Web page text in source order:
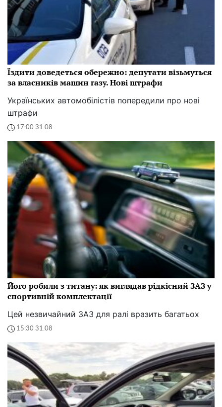
Їздити доведеться обережно: депутати візьмуться
за власників машин газу. Нові штрафи
Українських автомобілістів попередили про нові
штрафи
17:00 31.08
Його робили з титану: як виглядав рідкісний ЗАЗ у
спортивній комплектації
Цей незвичайний ЗАЗ для ралі вразить багатьох
15:30 31.08